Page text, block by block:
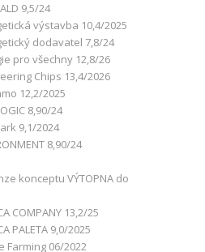
9,5/24
výstavba 10,4/2025
dodavatel 7,8/24
pro všechny 12,8/26
Chips 13,4/2026
12,2/2025
8,90/24
9,1/2024
8,90/24
konceptu VÝTOPNA do
COMPANY 13,2/25
PALETA 9,0/2025
Farming 06/2022